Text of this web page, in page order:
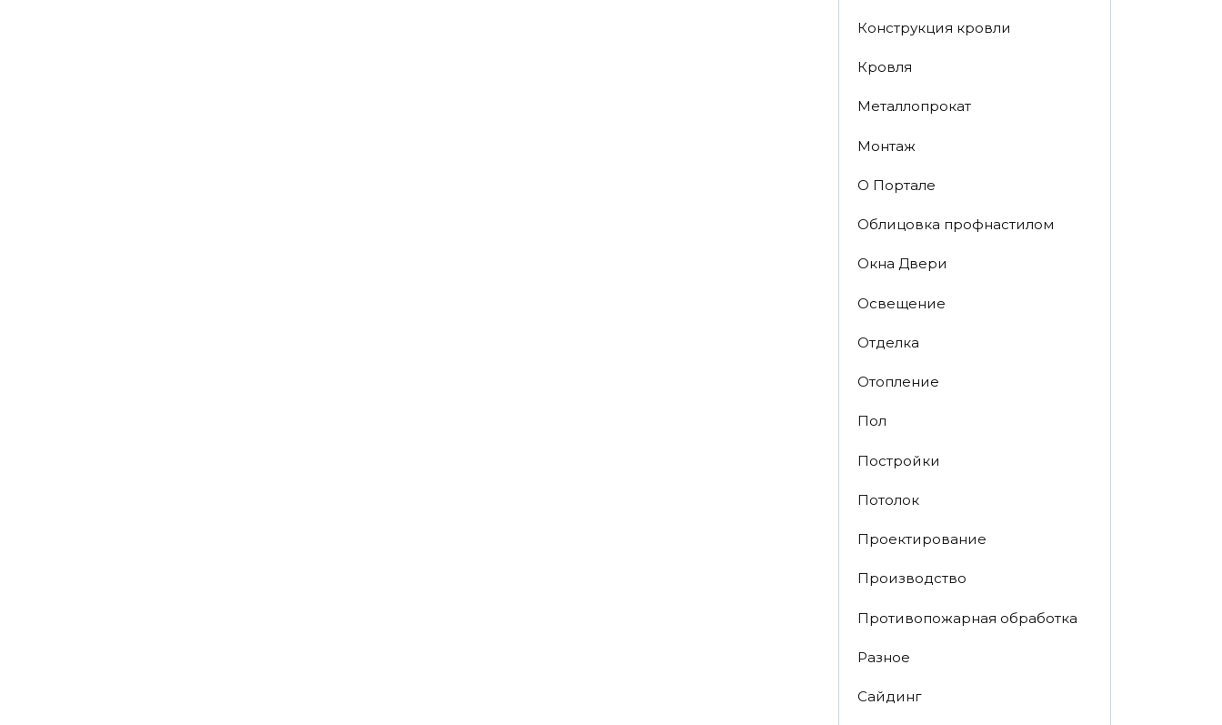
Конструкция кровли
Кровля
Металлопрокат
Монтаж
О Портале
Облицовка профнастилом
Окна Двери
Освещение
Отделка
Отопление
Пол
Постройки
Потолок
Проектирование
Производство
Противопожарная обработка
Разное
Сайдинг